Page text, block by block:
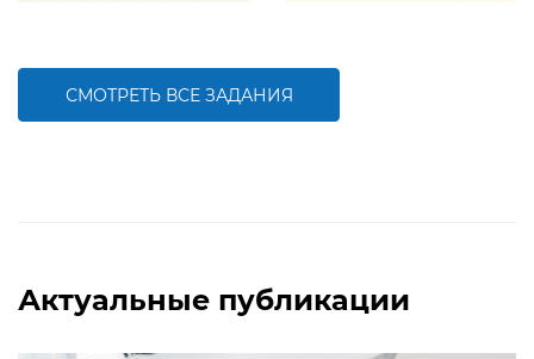
мелкую моторику и внимание
СМОТРЕТЬ ВСЕ ЗАДАНИЯ
Актуальные публикации